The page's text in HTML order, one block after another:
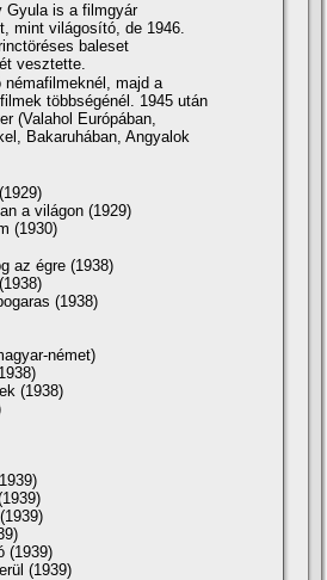
Gyula is a filmgyár
mint világosí­tó, de 1946.
baleset
vesztette.
némafilmeknél, majd a
többségénél. 1945 után
(Valahol Európában,
Bakaruhában, Angyalok
a világon (1929)
(1930)
az égre (1938)
(1938)
német)
(1938)
(1939)
(1939)